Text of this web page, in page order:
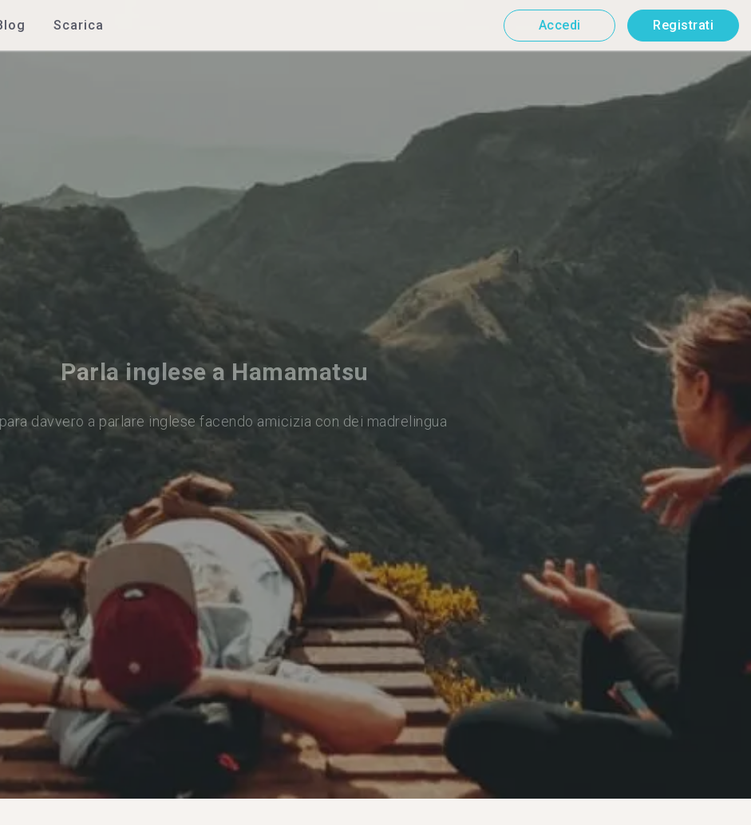
Scarica Accedi Registrati
Parla inglese a Hamamatsu
davvero a parlare inglese facendo amicizia con dei madrelingua